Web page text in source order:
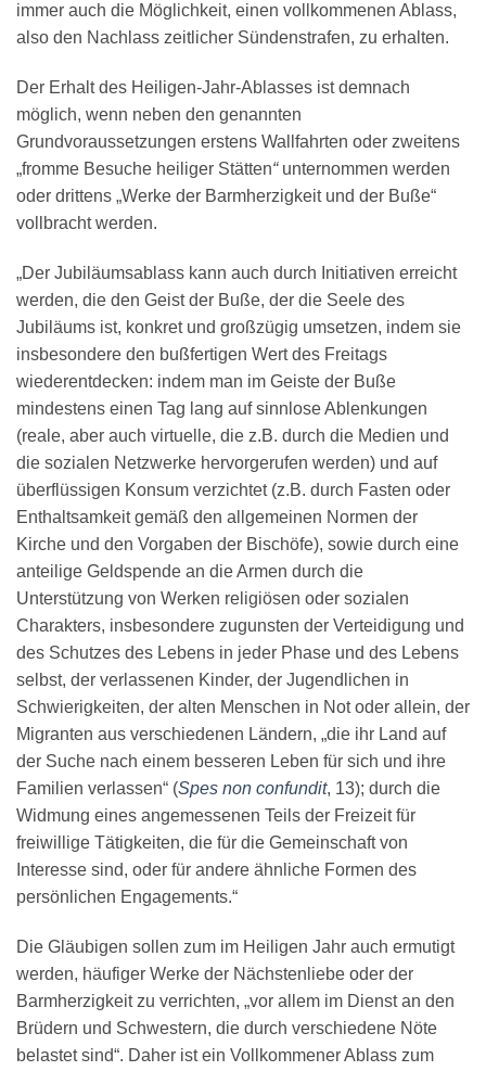
immer auch die Möglichkeit, einen vollkommenen Ablass,
also den Nachlass zeitlicher Sündenstrafen, zu erhalten.
Der Erhalt des Heiligen-Jahr-Ablasses ist demnach
möglich, wenn neben den genannten
Grundvoraussetzungen erstens Wallfahrten oder zweitens
„fromme Besuche heiliger Stätten“ unternommen werden
oder drittens „Werke der Barmherzigkeit und der Buße“
vollbracht werden.
„Der Jubiläumsablass kann auch durch Initiativen erreicht
werden, die den Geist der Buße, der die Seele des
Jubiläums ist, konkret und großzügig umsetzen, indem sie
insbesondere den bußfertigen Wert des Freitags
wiederentdecken: indem man im Geiste der Buße
mindestens einen Tag lang auf sinnlose Ablenkungen
(reale, aber auch virtuelle, die z.B. durch die Medien und
die sozialen Netzwerke hervorgerufen werden) und auf
überflüssigen Konsum verzichtet (z.B. durch Fasten oder
Enthaltsamkeit gemäß den allgemeinen Normen der
Kirche und den Vorgaben der Bischöfe), sowie durch eine
anteilige Geldspende an die Armen durch die
Unterstützung von Werken religiösen oder sozialen
Charakters, insbesondere zugunsten der Verteidigung und
des Schutzes des Lebens in jeder Phase und des Lebens
selbst, der verlassenen Kinder, der Jugendlichen in
Schwierigkeiten, der alten Menschen in Not oder allein, der
Migranten aus verschiedenen Ländern, „die ihr Land auf
der Suche nach einem besseren Leben für sich und ihre
Familien verlassen“ (Spes non confundit, 13); durch die
Widmung eines angemessenen Teils der Freizeit für
freiwillige Tätigkeiten, die für die Gemeinschaft von
Interesse sind, oder für andere ähnliche Formen des
persönlichen Engagements.“
Die Gläubigen sollen zum im Heiligen Jahr auch ermutigt
werden, häufiger Werke der Nächstenliebe oder der
Barmherzigkeit zu verrichten, „vor allem im Dienst an den
Brüdern und Schwestern, die durch verschiedene Nöte
belastet sind“. Daher ist ein Vollkommener Ablass zum